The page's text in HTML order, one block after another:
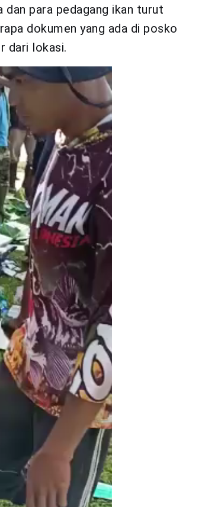
para pedagang ikan turut
dokumen yang ada di posko
dari lokasi.